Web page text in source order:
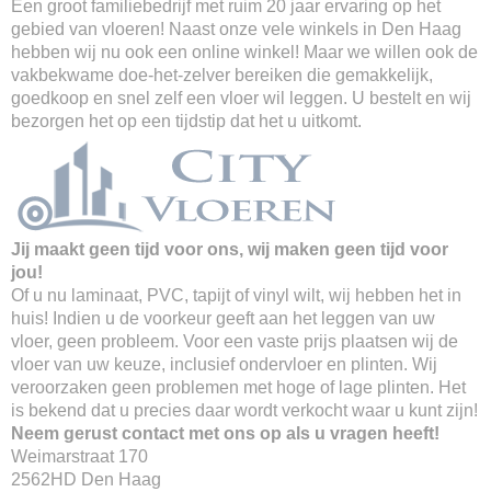
Een groot familiebedrijf met ruim 20 jaar ervaring op het
gebied van vloeren! Naast onze vele winkels in Den Haag
hebben wij nu ook een online winkel! Maar we willen ook de
vakbekwame doe-het-zelver bereiken die gemakkelijk,
goedkoop en snel zelf een vloer wil leggen. U bestelt en wij
bezorgen het op een tijdstip dat het u uitkomt.
Jij maakt geen tijd voor ons, wij maken geen tijd voor
jou!
Of u nu laminaat, PVC, tapijt of vinyl wilt, wij hebben het in
huis! Indien u de voorkeur geeft aan het leggen van uw
vloer, geen probleem. Voor een vaste prijs plaatsen wij de
vloer van uw keuze, inclusief ondervloer en plinten. Wij
veroorzaken geen problemen met hoge of lage plinten. Het
is bekend dat u precies daar wordt verkocht waar u kunt zijn!
Neem gerust contact met ons op als u vragen heeft!
Weimarstraat 170
2562HD Den Haag